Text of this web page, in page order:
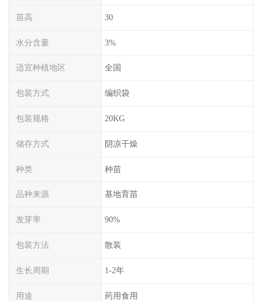
苗高 30
水分含量 3%
适宜种植地区 全国
包装方式 编织袋
包装规格 20KG
储存方式 阴凉干燥
种类 种苗
品种来源 基地育苗
发芽率 90%
包装方法 散装
生长周期 1-2年
用途 药用食用